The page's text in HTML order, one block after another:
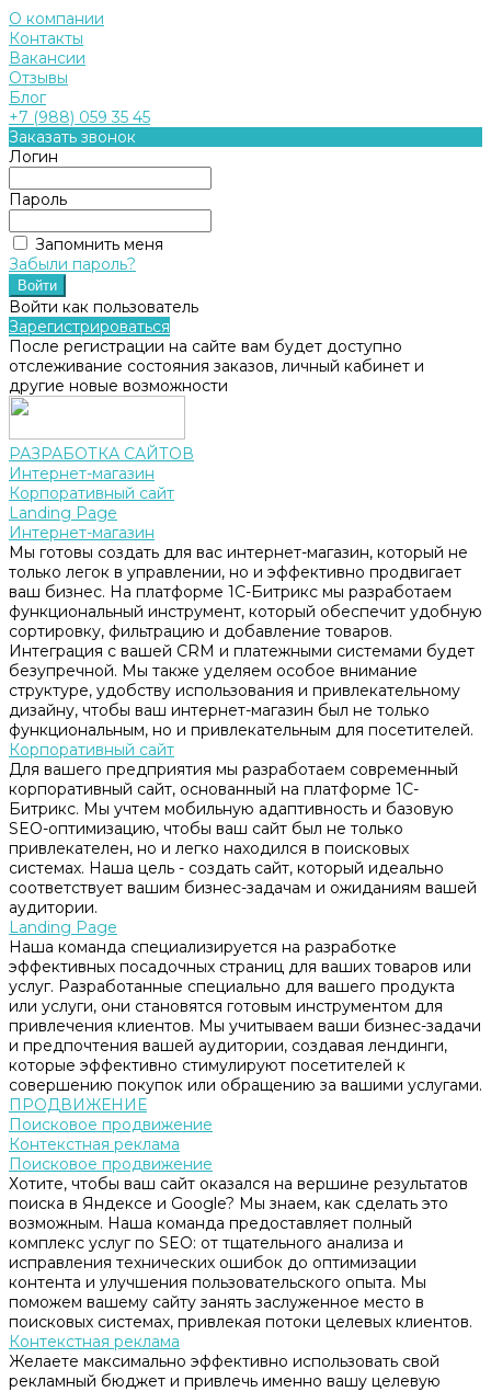
О компании
Контакты
Вакансии
Отзывы
Блог
+7 (988) 059 35 45
Заказать звонок
Логин
Пароль
Запомнить меня
Забыли пароль?
Войти как пользователь
Зарегистрироваться
После регистрации на сайте вам будет доступно
отслеживание состояния заказов, личный кабинет и
другие новые возможности
РАЗРАБОТКА САЙТОВ
Интернет-магазин
Корпоративный сайт
Landing Page
Интернет-магазин
Мы готовы создать для вас интернет-магазин, который не
только легок в управлении, но и эффективно продвигает
ваш бизнес. На платформе 1С-Битрикс мы разработаем
функциональный инструмент, который обеспечит удобную
сортировку, фильтрацию и добавление товаров.
Интеграция с вашей CRM и платежными системами будет
безупречной. Мы также уделяем особое внимание
структуре, удобству использования и привлекательному
дизайну, чтобы ваш интернет-магазин был не только
функциональным, но и привлекательным для посетителей.
Корпоративный сайт
Для вашего предприятия мы разработаем современный
корпоративный сайт, основанный на платформе 1С-
Битрикс. Мы учтем мобильную адаптивность и базовую
SEO-оптимизацию, чтобы ваш сайт был не только
привлекателен, но и легко находился в поисковых
системах. Наша цель - создать сайт, который идеально
соответствует вашим бизнес-задачам и ожиданиям вашей
аудитории.
Landing Page
Наша команда специализируется на разработке
эффективных посадочных страниц для ваших товаров или
услуг. Разработанные специально для вашего продукта
или услуги, они становятся готовым инструментом для
привлечения клиентов. Мы учитываем ваши бизнес-задачи
и предпочтения вашей аудитории, создавая лендинги,
которые эффективно стимулируют посетителей к
совершению покупок или обращению за вашими услугами.
ПРОДВИЖЕНИЕ
Поисковое продвижение
Контекстная реклама
Поисковое продвижение
Хотите, чтобы ваш сайт оказался на вершине результатов
поиска в Яндексе и Google? Мы знаем, как сделать это
возможным. Наша команда предоставляет полный
комплекс услуг по SEO: от тщательного анализа и
исправления технических ошибок до оптимизации
контента и улучшения пользовательского опыта. Мы
поможем вашему сайту занять заслуженное место в
поисковых системах, привлекая потоки целевых клиентов.
Контекстная реклама
Желаете максимально эффективно использовать свой
рекламный бюджет и привлечь именно вашу целевую